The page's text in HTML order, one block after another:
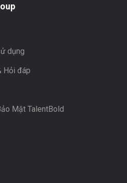
dụng
Hỏi đáp
Mật TalentBold